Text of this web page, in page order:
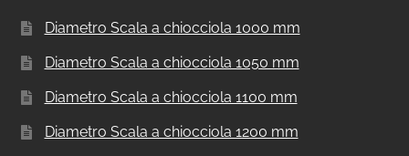
Diametro Scala a chiocciola 1000 mm
Diametro Scala a chiocciola 1050 mm
Diametro Scala a chiocciola 1100 mm
Diametro Scala a chiocciola 1200 mm